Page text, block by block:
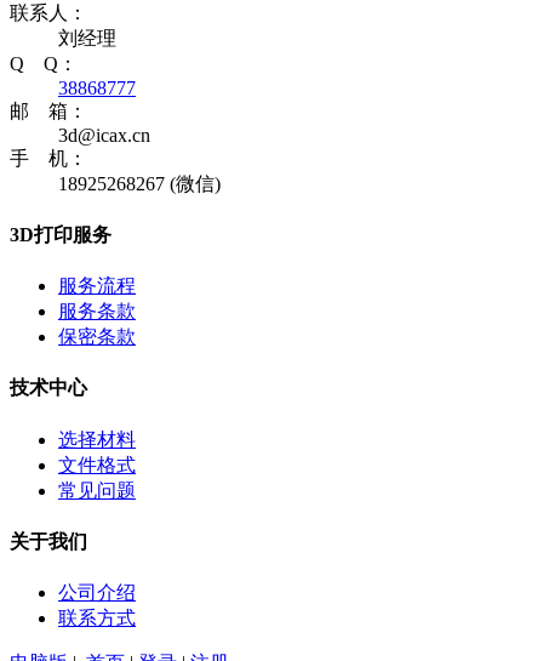
联系人：
刘经理
Q Q：
38868777
邮 箱：
3d@icax.cn
手 机：
18925268267 (微信)
3D打印服务
服务流程
服务条款
保密条款
技术中心
选择材料
文件格式
常见问题
关于我们
公司介绍
联系方式